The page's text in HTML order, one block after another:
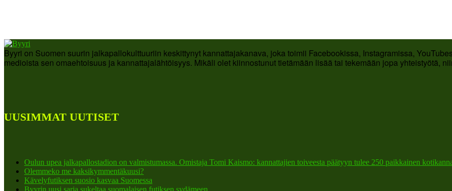
Byyri on Suomen suurin jalkapallokulttuuriin keskittynyt kannattajakanava, joka toimii Facebookissa, Instagramissa,
medioista sen omaehtoisuus ja kannattajalähtöisyys. Mikäli olet kiinnostunut tietämään lisää tai tekemään jopa yhteistyötä,
UUSIMMAT UUTISET
Oulun upea jalkapallostadion on valmistumassa. Omistaja Tomi Kaismo: kannattajien toiveesta päätyyn tulee 250 paikkainen
Olemmeko me kaksikymmentäkuusi?
Kävelyfutiksen suosio kasvaa Suomessa
Byyrin uusi sarja sukeltaa suomalaisen futiksen sydämeen